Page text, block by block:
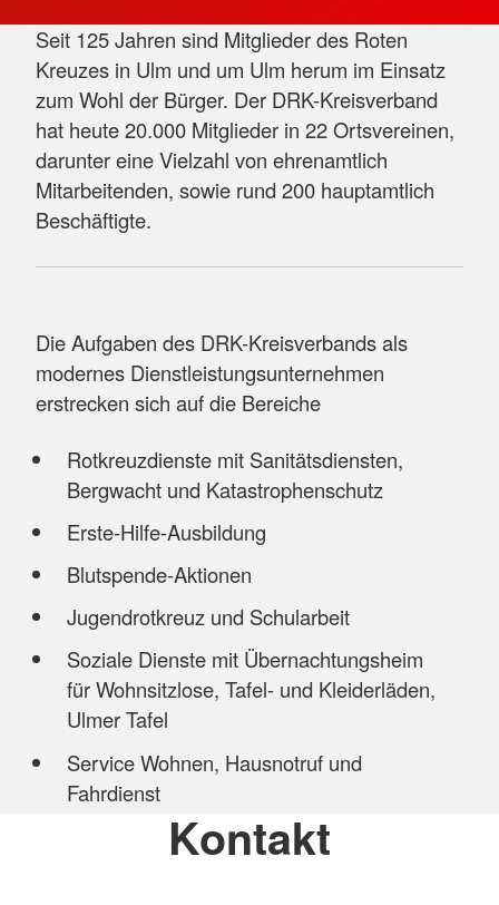
Seit 125 Jahren sind Mitglieder des Roten
Kreuzes in Ulm und um Ulm herum im Einsatz
zum Wohl der Bürger. Der DRK-Kreisverband
hat heute 20.000 Mitglieder in 22 Ortsvereinen,
darunter eine Vielzahl von ehrenamtlich
Mitarbeitenden, sowie rund 200 hauptamtlich
Beschäftigte.
Die Aufgaben des DRK-Kreisverbands als
modernes Dienstleistungsunternehmen
erstrecken sich auf die Bereiche
Rotkreuzdienste mit Sanitätsdiensten,
Bergwacht und Katastrophenschutz
Erste-Hilfe-Ausbildung
Blutspende-Aktionen
Jugendrotkreuz und Schularbeit
Soziale Dienste mit Übernachtungsheim
für Wohnsitzlose, Tafel- und Kleiderläden,
Ulmer Tafel
Service Wohnen, Hausnotruf und
Fahrdienst
Kontakt